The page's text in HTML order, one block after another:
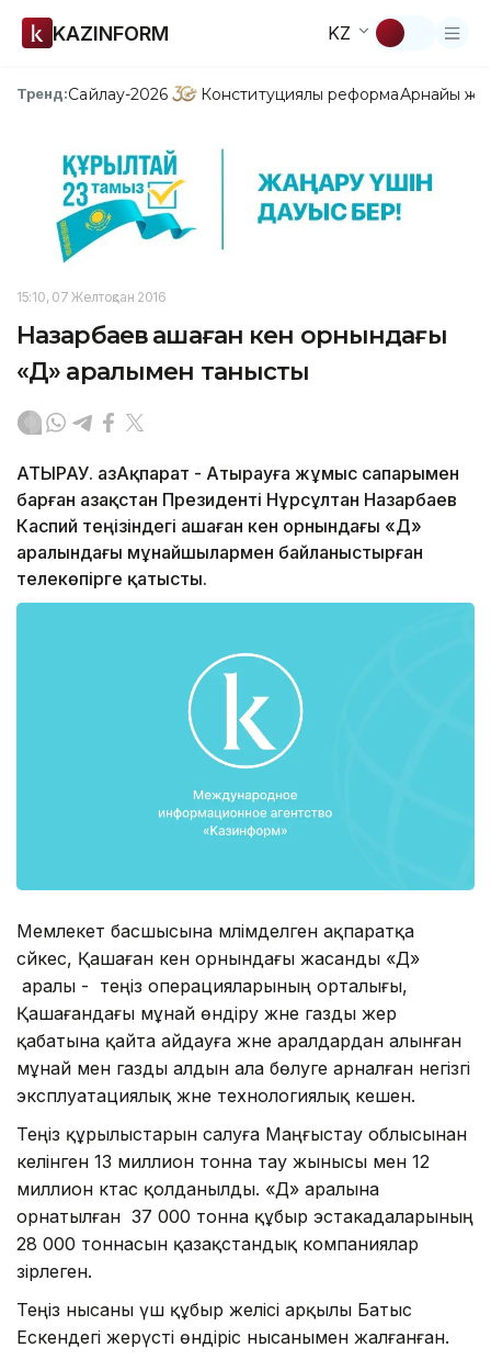
KAZINFORM KZ
Тренд:Сайлау-2026 Конституциялық реформаАрнайы
15:10, 07 Желтоқсан 2016
Назарбаев Қашаған кен орнындағы
«Д» аралымен танысты
АТЫРАУ. ҚазАқпарат - Атырауға жұмыс сапарымен
барған Қазақстан Президенті Нұрсұлтан Назарбаев
Каспий теңізіндегі Қашаған кен орнындағы «Д»
аралындағы мұнайшылармен байланыстырған
телекөпірге қатысты.
Мемлекет басшысына мәлімделген ақпаратқа
сәйкес, Қашаған кен орнындағы жасанды «Д»
аралы - теңіз операцияларының орталығы,
Қашағандағы мұнай өндіру және газды жер
қабатына қайта айдауға және аралдардан алынған
мұнай мен газды алдын ала бөлуге арналған негізгі
эксплуатациялық және технологиялық кешен.
Теңіз құрылыстарын салуға Маңғыстау облысынан
әкелінген 13 миллион тонна тау жынысы мен 12
миллион әктас қолданылды. «Д» аралына
орнатылған 37 000 тонна құбыр эстакадаларының
28 000 тоннасын қазақстандық компаниялар
әзірлеген.
Теңіз нысаны үш құбыр желісі арқылы Батыс
Ескендегі жерүсті өндіріс нысанымен жалғанған.